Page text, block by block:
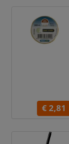
€ 2,81